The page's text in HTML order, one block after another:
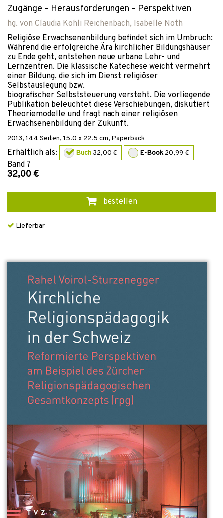
Zugänge – Herausforderungen – Perspektiven
hg. von Claudia Kohli Reichenbach, Isabelle Noth
Religiöse Erwachsenenbildung befindet sich im Umbruch:
Während die erfolgreiche Ära kirchlicher Bildungshäuser
zu Ende geht, entstehen neue urbane Lehr- und
Lernzentren. Die klassische Katechese weicht vermehrt
einer Bildung, die sich im Dienst religiöser
Selbstauslegung bzw.
biografischer Selbststeuerung versteht. Die vorliegende
Publikation beleuchtet diese Verschiebungen, diskutiert
Theoriemodelle und fragt nach einer religiösen
Erwachsenenbildung der Zukunft.
2013, 144 Seiten, 15.0 x 22.5 cm, Paperback
Erhältlich als: Buch32,00 € E-Book 20,99 €
Band 7
32,00 €
bestellen
Lieferbar